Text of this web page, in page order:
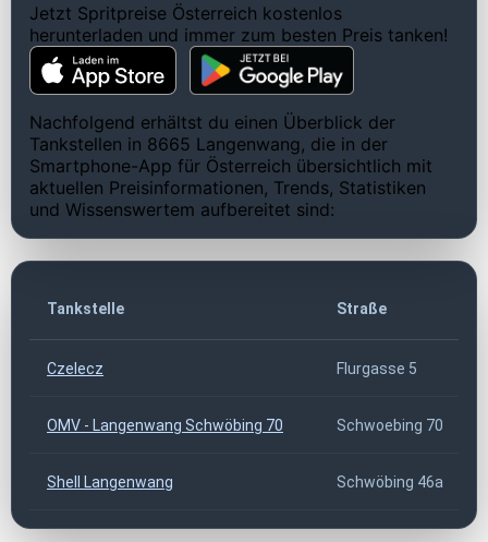
Jetzt Spritpreise Österreich kostenlos
herunterladen und immer zum besten Preis tanken!
Nachfolgend erhältst du einen Überblick der
Tankstellen in 8665 Langenwang, die in der
Smartphone-App für Österreich übersichtlich mit
aktuellen Preisinformationen, Trends, Statistiken
und Wissenswertem aufbereitet sind:
Tankstelle Straße
Czelecz Flurgasse 5
OMV - Langenwang Schwöbing 70 Schwoebing 70
Shell Langenwang Schwöbing 46a